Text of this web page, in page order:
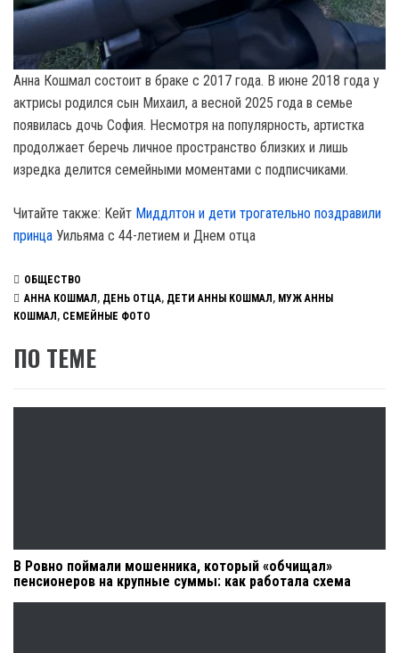
Анна Кошмал состоит в браке с 2017 года. В июне 2018 года у
актрисы родился сын Михаил, а весной 2025 года в семье
появилась дочь София. Несмотря на популярность, артистка
продолжает беречь личное пространство близких и лишь
изредка делится семейными моментами с подписчиками.
Читайте также: Кейт Миддлтон и дети трогательно поздравили
принца Уильяма с 44-летием и Днем отца
ОБЩЕСТВО
АННА КОШМАЛ , ДЕНЬ ОТЦА, ДЕТИ АННЫ КОШМАЛ , МУЖ АННЫ
КОШМАЛ, СЕМЕЙНЫЕ ФОТО
ПО ТЕМЕ
В Ровно поймали мошенника, который «обчищал»
пенсионеров на крупные суммы: как работала схема